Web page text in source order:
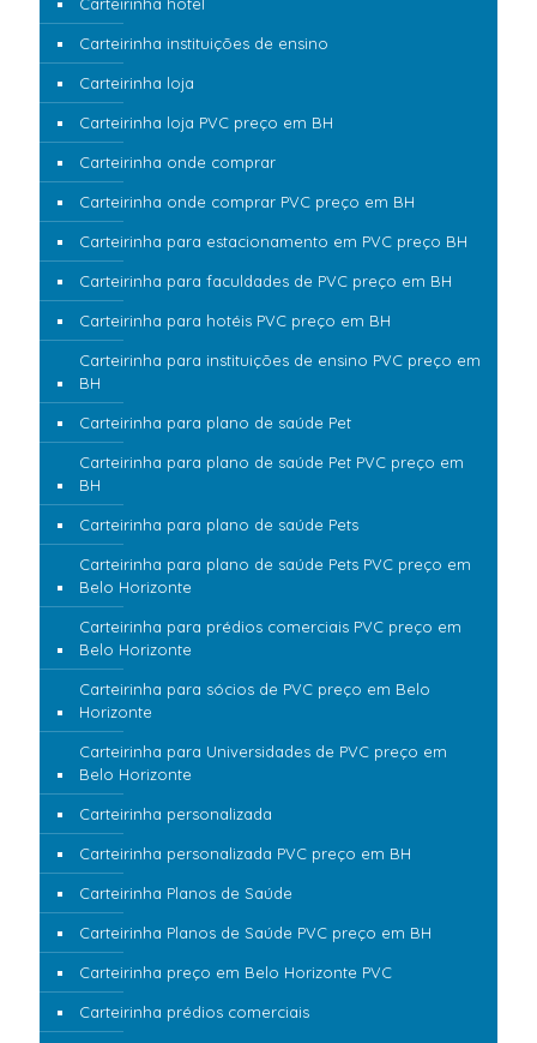
Carteirinha instituições de ensino
Carteirinha loja
Carteirinha loja PVC preço em BH
Carteirinha onde comprar
Carteirinha onde comprar PVC preço em BH
Carteirinha para estacionamento em PVC preço BH
Carteirinha para faculdades de PVC preço em BH
Carteirinha para hotéis PVC preço em BH
Carteirinha para instituições de ensino PVC preço em
BH
Carteirinha para plano de saúde Pet
Carteirinha para plano de saúde Pet PVC preço em
BH
Carteirinha para plano de saúde Pets
Carteirinha para plano de saúde Pets PVC preço em
Belo Horizonte
Carteirinha para prédios comerciais PVC preço em
Belo Horizonte
Carteirinha para sócios de PVC preço em Belo
Horizonte
Carteirinha para Universidades de PVC preço em
Belo Horizonte
Carteirinha personalizada
Carteirinha personalizada PVC preço em BH
Carteirinha Planos de Saúde
Carteirinha Planos de Saúde PVC preço em BH
Carteirinha preço em Belo Horizonte PVC
Carteirinha prédios comerciais